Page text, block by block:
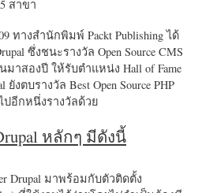
สาขา
ทางสำนักพิมพ์ Packt Publishing ได้
ซึ่งชนะรางวัล Open Source CMS
มาสองปี ให้รับตำแหน่ง Hall of Fame
งตบรางวัล Best Open Source PHP
ปอีกหนึ่งรางวัลด้วย
หลักๆ มีดังนี้
Drupal มาพร้อมกับตัวติดตั้ง